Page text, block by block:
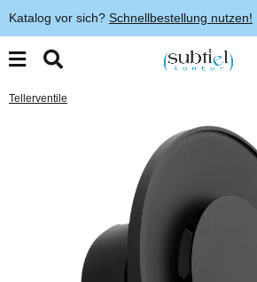
Katalog vor sich? Schnellbestellung nutzen!
Tellerventile